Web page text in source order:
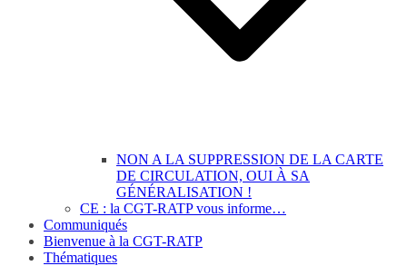
NON A LA SUPPRESSION DE LA CARTE
DE CIRCULATION, OUI À SA
GÉNÉRALISATION !
CE : la CGT-RATP vous informe…
Communiqués
Bienvenue à la CGT-RATP
Thématiques